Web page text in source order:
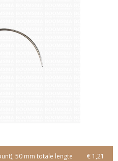
50 mm totale lengte € 1,21